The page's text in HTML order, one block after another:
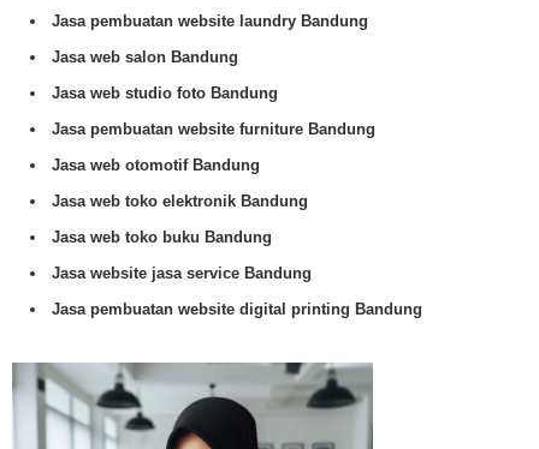
Jasa pembuatan website laundry Bandung
Jasa web salon Bandung
Jasa web studio foto Bandung
Jasa pembuatan website furniture Bandung
Jasa web otomotif Bandung
Jasa web toko elektronik Bandung
Jasa web toko buku Bandung
Jasa website jasa service Bandung
Jasa pembuatan website digital printing Bandung